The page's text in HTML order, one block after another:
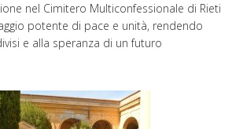
nel Cimitero Multiconfessionale di Rieti
potente di pace e unità, rendendo
e alla speranza di un futuro